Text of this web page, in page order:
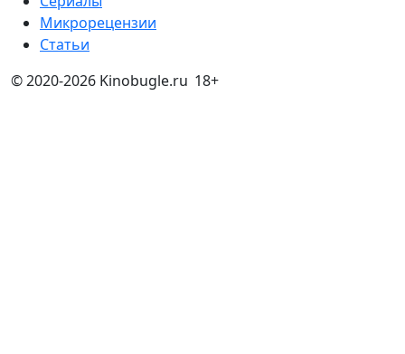
Статьи
© 2020-2026 Kinobugle.ru